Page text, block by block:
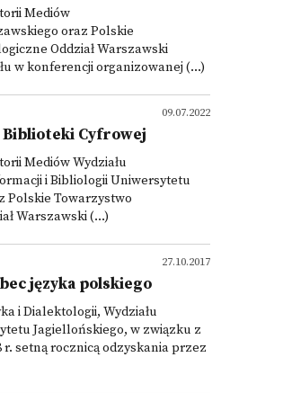
Mediów
oraz Polskie
Oddział Warszawski
w konferencji organizowanej (...)
09.07.2022
Biblioteki Cyfrowej
Mediów Wydziału
i Bibliologii Uniwersytetu
Polskie Towarzystwo
Warszawski (...)
27.10.2017
języka polskiego
i Dialektologii, Wydziału
Jagiellońskiego, w związku z
r. setną rocznicą odzyskania przez